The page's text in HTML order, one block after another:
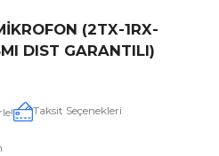
(2TX-1RX-
DIST GARANTILI)
Taksit Seçenekleri